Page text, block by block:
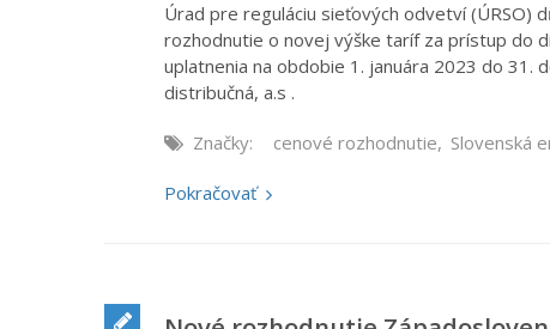
Úrad pre reguláciu sieťových odvetví (ÚRSO)
rozhodnutie o novej výške taríf za prístup do
uplatnenia na obdobie 1. januára 2023 do
distribučná, a.s .
Značky: cenové rozhodnutie, Slovenská
Pokračovať